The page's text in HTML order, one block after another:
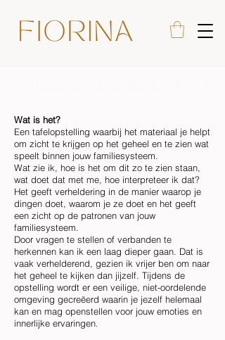
Wat is het?
Een tafelopstelling waarbij het materiaal je helpt
om zicht te krijgen op het geheel en te zien wat
speelt binnen jouw familiesysteem.
Wat zie ik, hoe is het om dit zo te zien staan,
wat doet dat met me, hoe interpreteer ik dat?
Het geeft verheldering in de manier waarop je
dingen doet, waarom je ze doet en het geeft
een zicht op de patronen van jouw
familiesysteem.
Door vragen te stellen of verbanden te
herkennen kan ik een laag dieper gaan. Dat is
vaak verhelderend, gezien ik vrijer ben om naar
het geheel te kijken dan jijzelf. Tijdens de
opstelling wordt er een veilige, niet-oordelende
omgeving gecreëerd waarin je jezelf helemaal
kan en mag openstellen voor jouw emoties en
innerlijke ervaringen.